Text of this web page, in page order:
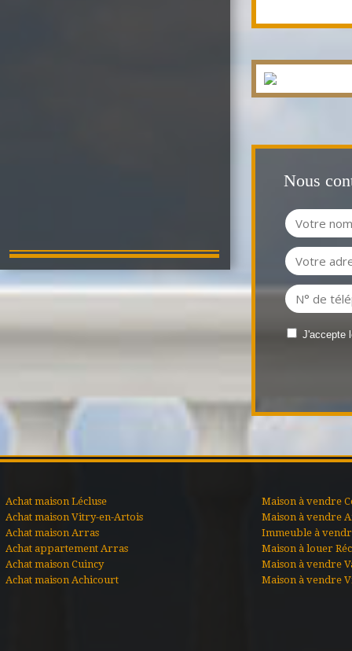
Nous
J'accepte
Achat maison Lécluse
Achat maison Vitry-en-Artois
Achat maison Arras
Achat appartement Arras
Achat maison Cuincy
Achat maison Achicourt
Maison à vendre
Maison à vendre
Immeuble à
Maison à louer
Maison à vendre
Maison à vendre